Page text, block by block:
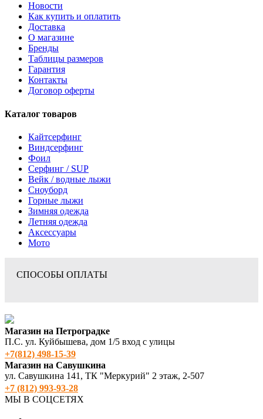
Новости
Как купить и оплатить
Доставка
О магазине
Бренды
Таблицы размеров
Гарантия
Контакты
Договор оферты
Каталог товаров
Кайтсерфинг
Виндсерфинг
Фоил
Серфинг / SUP
Вейк / водные лыжи
Сноуборд
Горные лыжи
Зимняя одежда
Летняя одежда
Аксессуары
Мото
СПОСОБЫ ОПЛАТЫ
Магазин на Петроградке
П.С. ул. Куйбышева, дом 1/5 вход с улицы
+7(812) 498‑15-39
Магазин на Савушкина
ул. Савушкина 141, ТК "Меркурий" 2 этаж, 2-507
+7 (812) 993-93-28
МЫ В СОЦСЕТЯХ